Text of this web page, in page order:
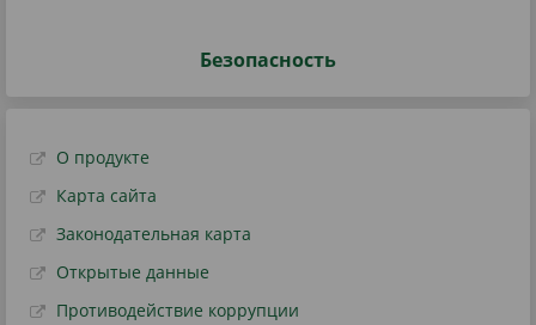
Безопасность
О продукте
Карта сайта
Законодательная карта
Открытые данные
Противодействие коррупции